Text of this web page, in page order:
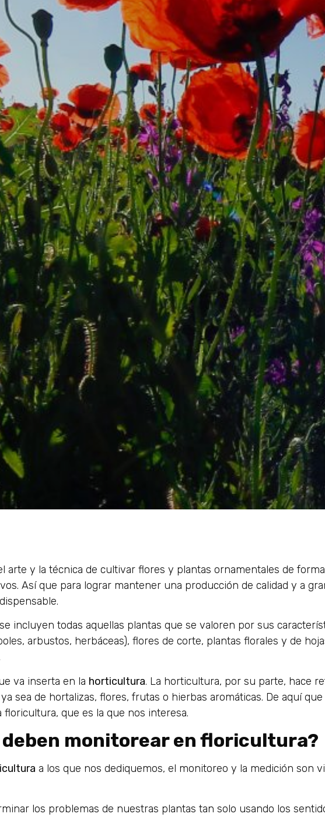
arte y la técnica de cultivar flores y plantas ornamentales de
Así que para lograr mantener una producción de calidad y a
se incluyen todas aquellas plantas que se valoren por sus
arbustos, herbáceas), flores de corte, plantas florales y de
va inserta en la horticultura. La horticultura, por su parte, hace
sea de hortalizas, flores, frutas o hierbas aromáticas. De aquí
que es la que nos interesa.
deben monitorear en floricultura?
a los que nos dediquemos, el monitoreo y la medición son
los problemas de nuestras plantas tan solo usando los